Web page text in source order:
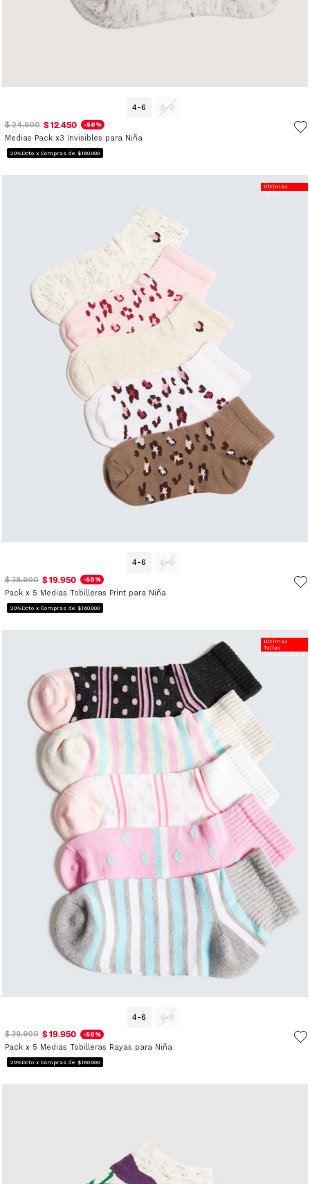
4-6
6-8
$ 24.900 $ 12.450 -50%
Medias Pack x3 Invisibles para Niña
20%Dcto x Compras de $160.000
4-6 6-8
Últimas
Tallas
$ 39.900 $ 19.950 -50%
Pack x 5 Medias Tobilleras Print para Niña
20%Dcto x Compras de $160.000
4-6 6-8
Últimas
Tallas
20%Dcto Extra
$ 39.900 $ 19.950 -50%
Pack x 5 Medias Tobilleras Rayas para Niña
20%Dcto x Compras de $160.000